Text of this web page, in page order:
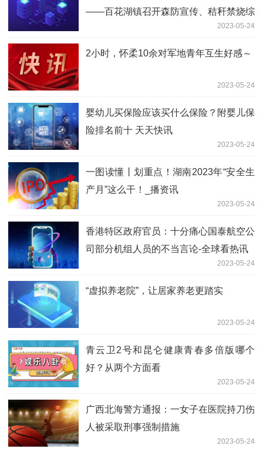
——百花湖镇召开森防宣传、秸秆禁烧综
2023-05-24
2小时，怀柔10余对军地青年互生好感～
2023-05-24
婴幼儿买保险应该买什么保险？附婴儿保
险排名前十 天天快讯
2023-05-24
一图读懂丨划重点！湖南2023年“安全生
产月”这么干！_播资讯
2023-05-24
香港特区政府官员：十分痛心国泰航空公
司部分机组人员的不当言论-全球看热讯
2023-05-24
“虚拟养老院”，让居家养老更踏实
2023-05-24
青云卫2号和昆仑健康青春多倍版哪个
好？从两个方面看
2023-05-24
广西北海警方通报：一女子在医院持刀伤
人被采取刑事强制措施
2023-05-24